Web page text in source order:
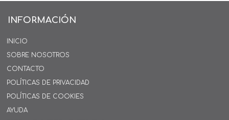
INFORMACIÓN
INICIO
SOBRE NOSOTROS
CONTACTO
POLÍTICAS DE PRIVACIDAD
POLÍTICAS DE COOKIES
AYUDA